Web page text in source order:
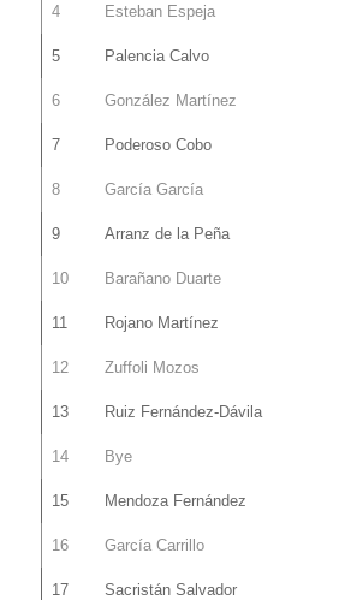
4 Esteban Espeja
5 Palencia Calvo
6 González Martínez
7 Poderoso Cobo
8 García García
9 Arranz de la Peña
10 Barañano Duarte
11 Rojano Martínez
12 Zuffoli Mozos
13 Ruiz Fernández-Dávila
14 Bye
15 Mendoza Fernández
16 García Carrillo
17 Sacristán Salvador